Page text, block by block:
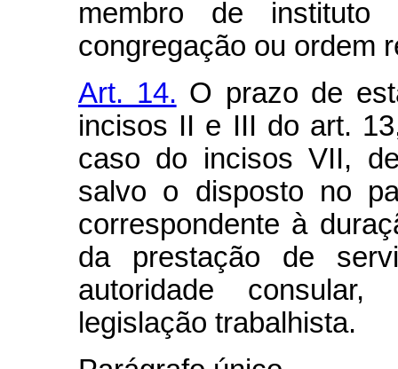
membro de
congregação ou ordem
Art. 14. O prazo de
incisos II e III do art.
caso do incisos VII,
salvo o disposto no
correspondente à
da prestação de
autoridade
legislação trabalhista.